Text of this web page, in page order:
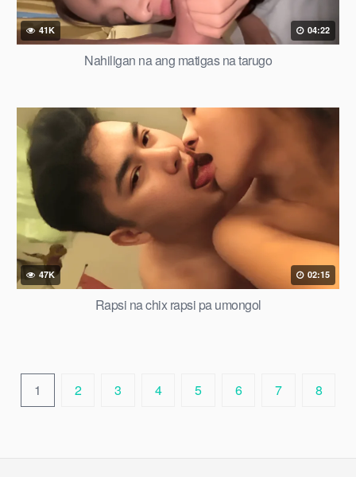
41K 04:22
Nahiligan na ang matigas na tarugo
47K 02:15
Rapsi na chix rapsi pa umongol
1 2 3 4 5 6 7 8